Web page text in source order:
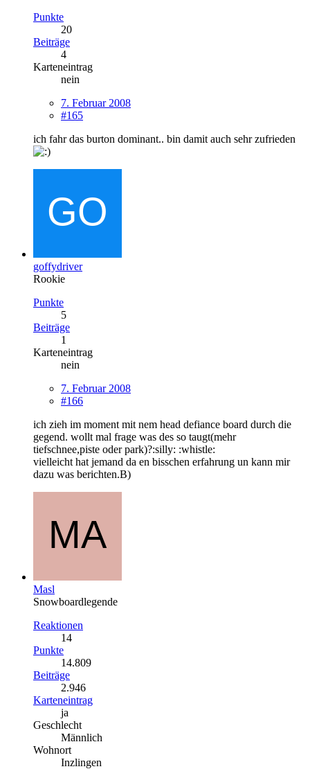
Punkte
20
Beiträge
4
Karteneintrag
nein
7. Februar 2008
#165
ich fahr das burton dominant.. bin damit auch sehr zufrieden
goffydriver
Rookie
Punkte
5
Beiträge
1
Karteneintrag
nein
7. Februar 2008
#166
ich zieh im moment mit nem head defiance board durch die
gegend. wollt mal frage was des so taugt(mehr
tiefschnee,piste oder park)?:silly: :whistle:
vielleicht hat jemand da en bisschen erfahrung un kann mir
dazu was berichten.B)
Masl
Snowboardlegende
Reaktionen
14
Punkte
14.809
Beiträge
2.946
Karteneintrag
ja
Geschlecht
Männlich
Wohnort
Inzlingen